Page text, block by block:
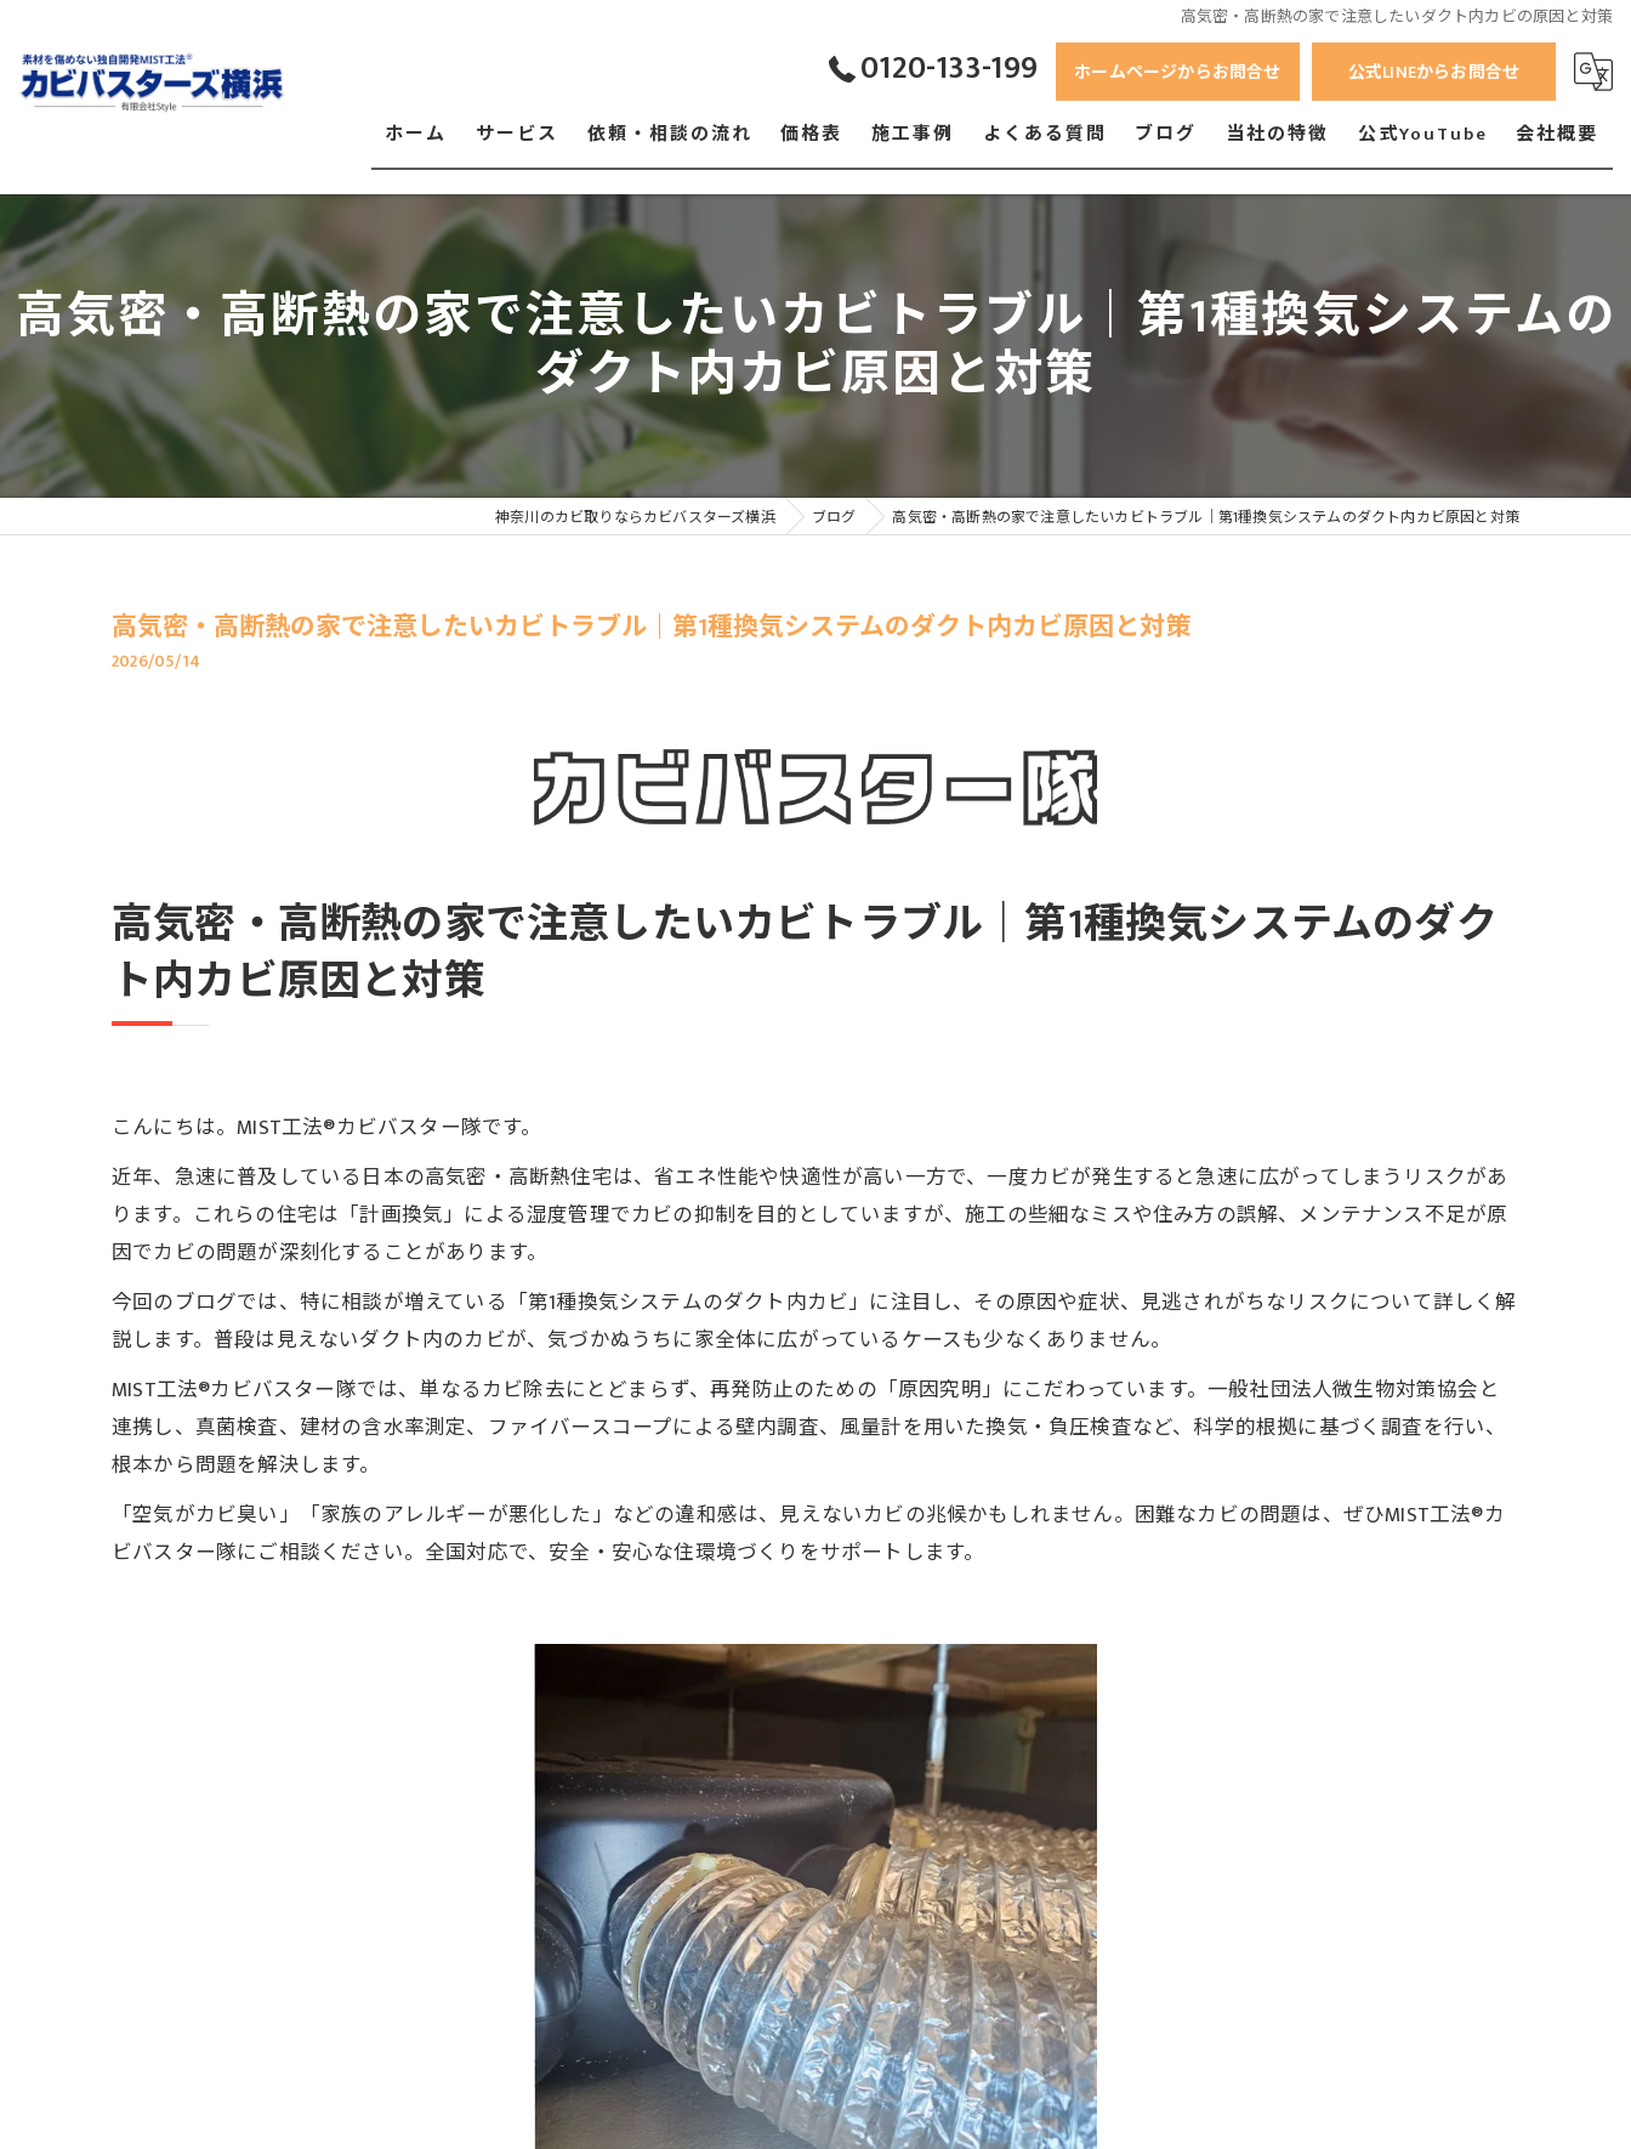
高気密・高断熱の家で注意したいダクト内カビの原因と対策
0120-133-199 ホームページからお問合せ 公式LINEからお問合せ
ホーム サービス 依頼・相談の流れ 価格表 施工事例 よくある質問 ブログ 当社の特徴
横須賀市のカビ
相模原市のカビ
公式YouTube 会社概要
高気密・高断熱の家で注意したいカビトラブル｜第1種換気システムの
ダクト内カビ原因と対策
神奈川のカビ取りならカビバスターズ横浜 ブログ 高気密・高断熱の家で注意したいカビトラブル｜第1種換気システムのダクト内カビ原因と対策
高気密・高断熱の家で注意したいカビトラブル｜第1種換気システムのダクト内カビ原因と対策
2026/05/14
高気密・高断熱の家で注意したいカビトラブル｜第1種換気システムのダク
ト内カビ原因と対策
こんにちは。MIST工法®カビバスター隊です。
近年、急速に普及している日本の高気密・高断熱住宅は、省エネ性能や快適性が高い一方で、一度カビが発生すると急速に広がってしまうリスクがあ
ります。これらの住宅は「計画換気」による湿度管理でカビの抑制を目的としていますが、施工の些細なミスや住み方の誤解、メンテナンス不足が原
因でカビの問題が深刻化することがあります。
今回のブログでは、特に相談が増えている「第1種換気システムのダクト内カビ」に注目し、その原因や症状、見逃されがちなリスクについて詳しく解
説します。普段は見えないダクト内のカビが、気づかぬうちに家全体に広がっているケースも少なくありません。
MIST工法®カビバスター隊では、単なるカビ除去にとどまらず、再発防止のための「原因究明」にこだわっています。一般社団法人微生物対策協会と
連携し、真菌検査、建材の含水率測定、ファイバースコープによる壁内調査、風量計を用いた換気・負圧検査など、科学的根拠に基づく調査を行い、
根本から問題を解決します。
「空気がカビ臭い」「家族のアレルギーが悪化した」などの違和感は、見えないカビの兆候かもしれません。困難なカビの問題は、ぜひMIST工法®カ
ビバスター隊にご相談ください。全国対応で、安全・安心な住環境づくりをサポートします。